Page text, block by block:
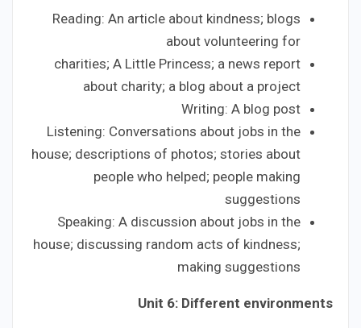
Reading: An article about kindness; blogs
about volunteering for
charities; A Little Princess; a news report
about charity; a blog about a project
Writing: A blog post
Listening: Conversations about jobs in the
house; descriptions of photos; stories about
people who helped; people making
suggestions
Speaking: A discussion about jobs in the
house; discussing random acts of kindness;
making suggestions
Unit 6: Different environments